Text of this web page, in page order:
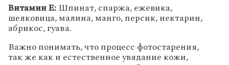
Витамин Е:Шпинат, спаржа, ежевика,
шелковица, малина, манго, персик, нектарин,
абрикос, гуава.
Важно понимать, что процесс фотостарения,
так же как и естественное увядание кожи,